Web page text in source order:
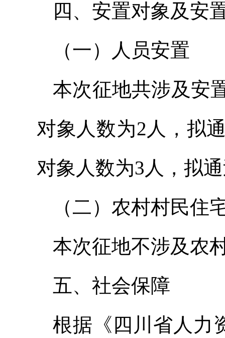
四、安置对象及安
（一）人员安置
本次征地共涉及安
对象人数为2人，拟
对象人数为3人，拟
（二）农村村民住
本次征地不涉及农
五、社会保障
根据《四川省人力